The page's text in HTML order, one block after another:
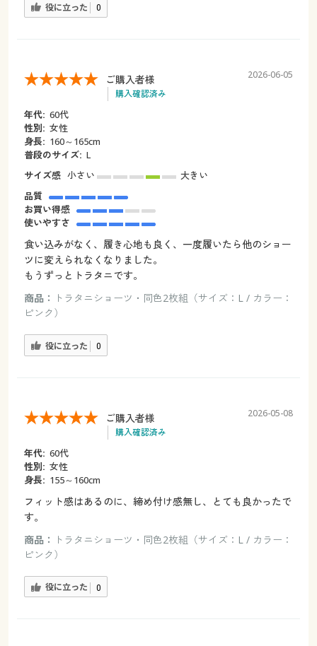
役に立った 0
ご購入者様
購入確認済み
2026-06-05
年代: 60代
性別: 女性
身長: 160～165cm
普段のサイズ: L
サイズ感 小さい
大きい
品質
お買い得感
使いやすさ
食い込みがなく、履き心地も良く、一度履いたら他のショー
ツに変えられなくなりました。
もうずっとトラタニです。
商品：
トラタニショーツ・同色2枚組（サイズ：L / カラー：
ピンク）
役に立った 0
ご購入者様
購入確認済み
2026-05-08
年代: 60代
性別: 女性
身長: 155～160cm
フィット感はあるのに、締め付け感無し、とても良かったで
す。
商品：
トラタニショーツ・同色2枚組（サイズ：L / カラー：
ピンク）
役に立った 0